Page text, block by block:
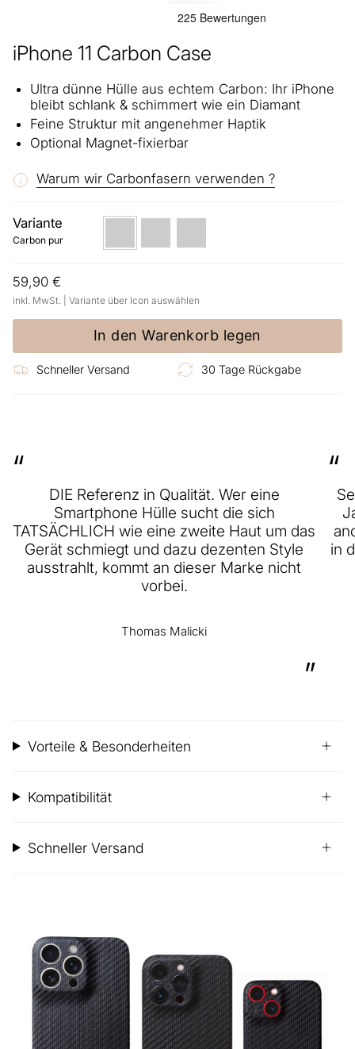
iPhone 11 Carbon Case
Ultra dünne Hülle aus echtem Carbon: Ihr iPhone
bleibt schlank & schimmert wie ein Diamant
Feine Struktur mit angenehmer Haptik
Optional Magnet-fixierbar
Warum wir Carbonfasern verwenden ?
Variante
Carbon pur
Metallring,Metal
59,90 €
inkl. MwSt. | Variante über Icon auswählen
In den Warenkorb legen
Schneller Versand 30 Tage Rückgabe
“
DIE Referenz in Qualität. Wer eine
Smartphone Hülle sucht die sich
TATSÄCHLICH wie eine zweite Haut um das
Gerät schmiegt und dazu dezenten Style
ausstrahlt, kommt an dieser Marke nicht
vorbei.
”
Thomas Malicki
“
in
Vorteile & Besonderheiten
Kompatibilität
Schneller Versand